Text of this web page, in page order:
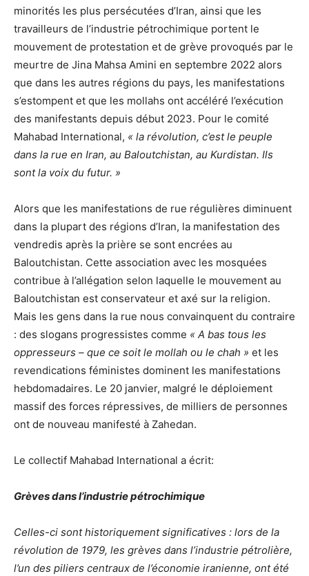
minorités les plus persécutées d’Iran, ainsi que les
travailleurs de l’industrie pétrochimique portent le
mouvement de protestation et de grève provoqués par le
meurtre de Jina Mahsa Amini en septembre 2022 alors
que dans les autres régions du pays, les manifestations
s’estompent et que les mollahs ont accéléré l’exécution
des manifestants depuis début 2023. Pour le comité
Mahabad International, « la révolution, c’est le peuple
dans la rue en Iran, au Baloutchistan, au Kurdistan. Ils
sont la voix du futur. »
Alors que les manifestations de rue régulières diminuent
dans la plupart des régions d’Iran, la manifestation des
vendredis après la prière se sont encrées au
Baloutchistan. Cette association avec les mosquées
contribue à l’allégation selon laquelle le mouvement au
Baloutchistan est conservateur et axé sur la religion.
Mais les gens dans la rue nous convainquent du contraire
: des slogans progressistes comme « A bas tous les
oppresseurs – que ce soit le mollah ou le chah » et les
revendications féministes dominent les manifestations
hebdomadaires. Le 20 janvier, malgré le déploiement
massif des forces répressives, de milliers de personnes
ont de nouveau manifesté à Zahedan.
Le collectif Mahabad International a écrit:
Grèves dans l’industrie pétrochimique
Celles-ci sont historiquement significatives : lors de la
révolution de 1979, les grèves dans l’industrie pétrolière,
l’un des piliers centraux de l’économie iranienne, ont été